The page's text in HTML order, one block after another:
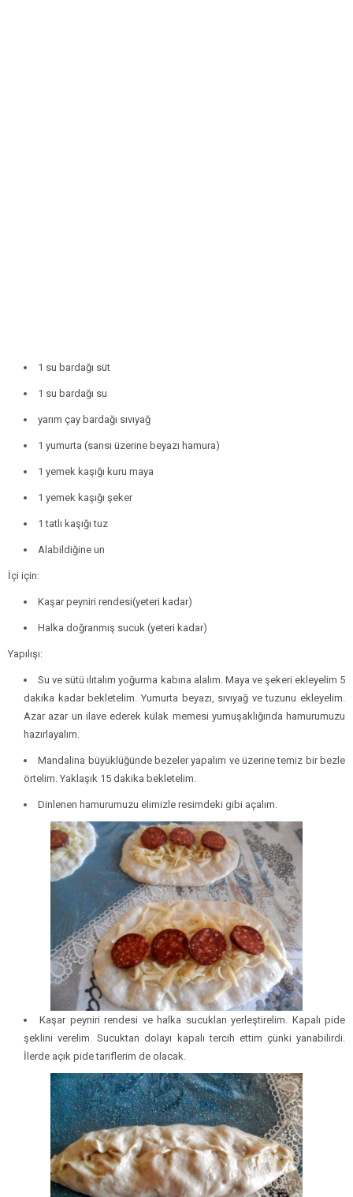
1 su bardağı süt
1 su bardağı su
yarım çay bardağı sıvıyağ
1 yumurta (sarısı üzerine beyazı hamura)
1 yemek kaşığı kuru maya
1 yemek kaşığı şeker
1 tatlı kaşığı tuz
Alabildiğine un
İçi için:
Kaşar peyniri rendesi(yeteri kadar)
Halka doğranmış sucuk (yeteri kadar)
Yapılışı:
Su ve sütü ılıtalım yoğurma kabına alalım. Maya ve şekeri ekleyelim 5
dakika kadar bekletelim. Yumurta beyazı, sıvıyağ ve tuzunu ekleyelim.
Azar azar un ilave ederek kulak memesi yumuşaklığında hamurumuzu
hazırlayalım.
Mandalina büyüklüğünde bezeler yapalım ve üzerine temiz bir bezle
örtelim. Yaklaşık 15 dakika bekletelim.
Dinlenen hamurumuzu elimizle resimdeki gibi açalım.
Kaşar peyniri rendesi ve halka sucukları yerleştirelim. Kapalı pide
şeklini verelim. Sucuktan dolayı kapalı tercih ettim çünki yanabilirdi.
İlerde açık pide tariflerim de olacak.